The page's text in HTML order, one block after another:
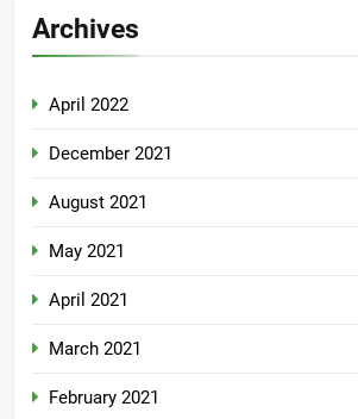
Archives
April 2022
December 2021
August 2021
May 2021
April 2021
March 2021
February 2021